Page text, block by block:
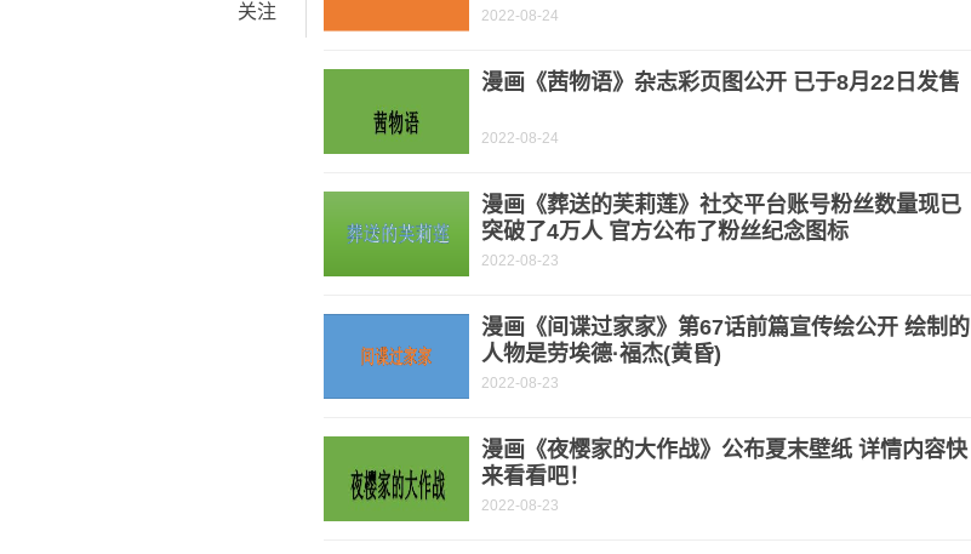
关注 2022-08-24
漫画《茜物语》杂志彩页图公开 已于8月22日发售
2022-08-24
漫画《葬送的芙莉莲》社交平台账号粉丝数量现已
突破了4万人 官方公布了粉丝纪念图标
2022-08-23
漫画《间谍过家家》第67话前篇宣传绘公开 绘制的
人物是劳埃德·福杰(黄昏)
2022-08-23
漫画《夜樱家的大作战》公布夏末壁纸 详情内容快
来看看吧！
2022-08-23